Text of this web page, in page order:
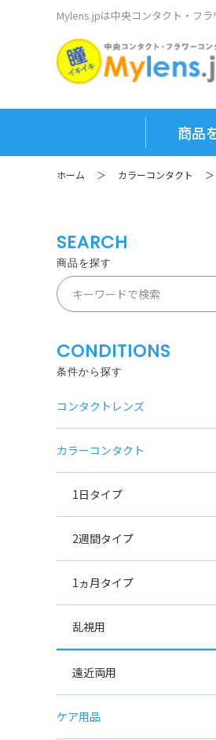
Mylens.jpは中央コンタクト・フラ
商品
ホーム ＞ カラーコンタクト ＞
SEARCH
商品を探す
CONDITIONS
条件から探す
コンタクトレンズ
カラーコンタクト
1日タイプ
2週間タイプ
1ヵ月タイプ
乱視用
遠近両用
ケア用品